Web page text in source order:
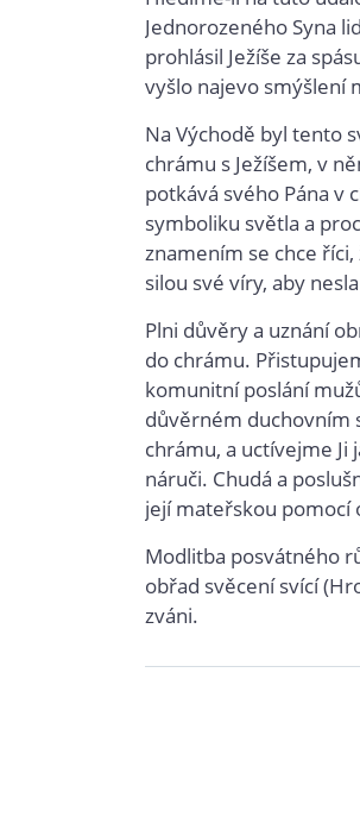
Jednorozeného Syna
prohlásil Ježíše za
vyšlo najevo smýšlení
Na Východě byl tento
chrámu s Ježíšem, v
potkává svého Pána v
symboliku světla a
znamením se chce
silou své víry, aby
Plni důvěry a uznání
do chrámu.
komunitní poslání
důvěrném duchovním
chrámu, a uctívejme Ji
náruči. Chudá a
její mateřskou pomocí
Modlitba posvátného
obřad svěcení svící
zváni.